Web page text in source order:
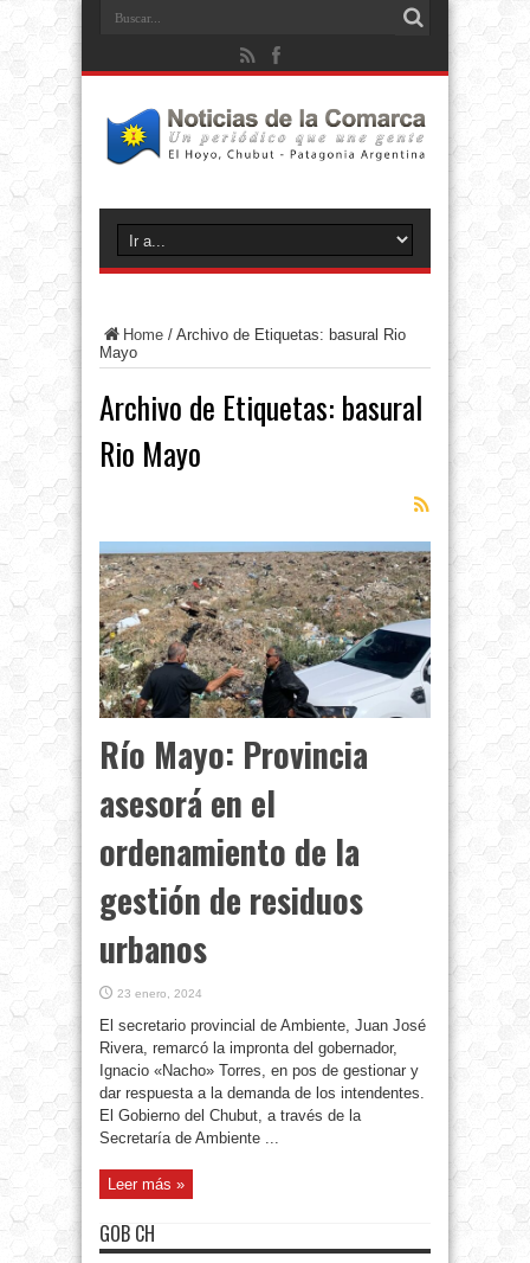
Home / Archivo de Etiquetas: basural Rio
Mayo
Archivo de Etiquetas: basural
Rio Mayo
Río Mayo: Provincia
asesorá en el
ordenamiento de la
gestión de residuos
urbanos
23 enero, 2024
El secretario provincial de Ambiente, Juan José
Rivera, remarcó la impronta del gobernador,
Ignacio «Nacho» Torres, en pos de gestionar y
dar respuesta a la demanda de los intendentes.
El Gobierno del Chubut, a través de la
Secretaría de Ambiente ...
Leer más »
GOB CH